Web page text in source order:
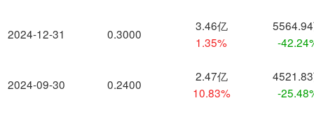
2024-12-31
2024-09-30
0.3000
3.46亿
1.35%
-
0.2400
2.47亿
10.83%
-